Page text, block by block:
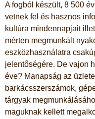
A fogból készült, 8 500
vetnek fel és hasznos
kultúra mindennapjait
mérten megmunkált
eszközhasználatra
jelentőségére. De vajon
éve? Manapság az
barkácsszerszámok,
tárgyak
maguknak kellett